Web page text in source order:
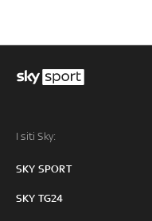
I siti Sky:
SKY SPORT
SKY TG24